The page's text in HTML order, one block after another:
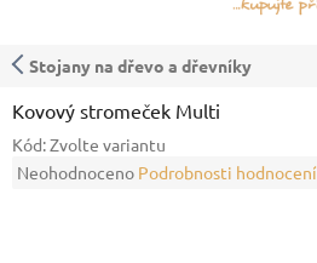
Stojany na dřevo a dřevníky
Kovový stromeček Multi
Kód:Zvolte variantu
Průměrné
Neohodnoceno Podrobnosti hodnocení